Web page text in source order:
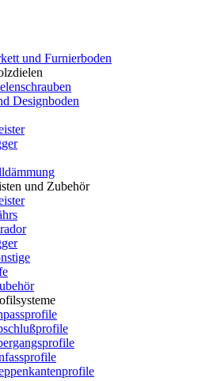
und Furnierboden
Designboden
und Zubehör